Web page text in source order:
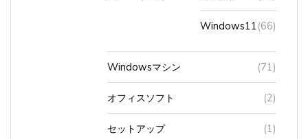
Windows11 (66)
Windowsマシン (71)
オフィスソフト (2)
セットアップ (1)